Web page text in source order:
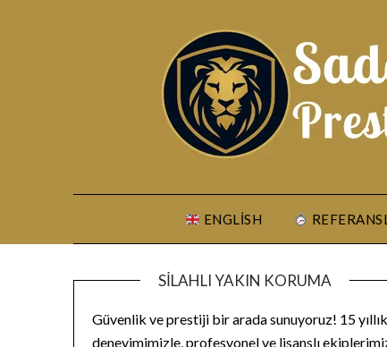
ENGLISH
SILAHLI YAKIN KORUMA
Güvenlik ve prestiji bir arada sunuyoruz! 15 yıllık
deneyimimizle, profesyonel ve lisanslı